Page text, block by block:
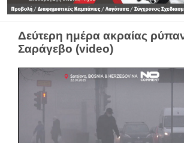
Δεύτερη ημέρα ακραίας
Σαράγεβο (video)